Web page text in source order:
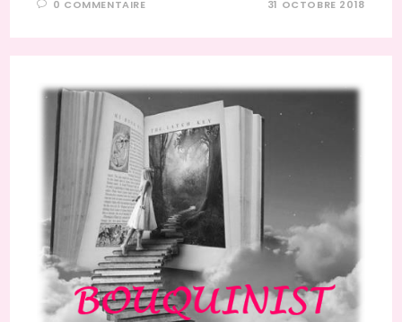
0 COMMENTAIRE 31 OCTOBRE 2018